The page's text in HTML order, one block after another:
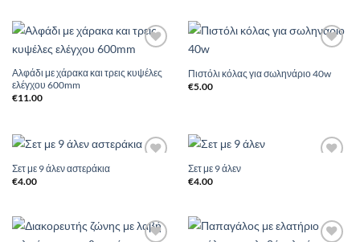
Wishlist
Αλφάδι με χάρακα και τρεις κυψέλες
ελέγχου 600mm
€11.00
Πιστόλι κόλας για σωληνάριο 40w
€5.00
Σετ με 9 άλεν αστεράκια
€4.00
Σετ με 9 άλεν
€4.00